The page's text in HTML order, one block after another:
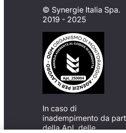
© Synergie Italia Spa.
2019 - 2025
In caso di
inadempimento da
della ApL delle